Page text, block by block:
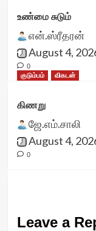
உண்மை சுடும்
என்.ஸ்ரீதரன்
August 4,
0
குடும்பம்
விகடன்
கிணறு
ஜே.எம்.சாலி
August 4,
0
Leave a